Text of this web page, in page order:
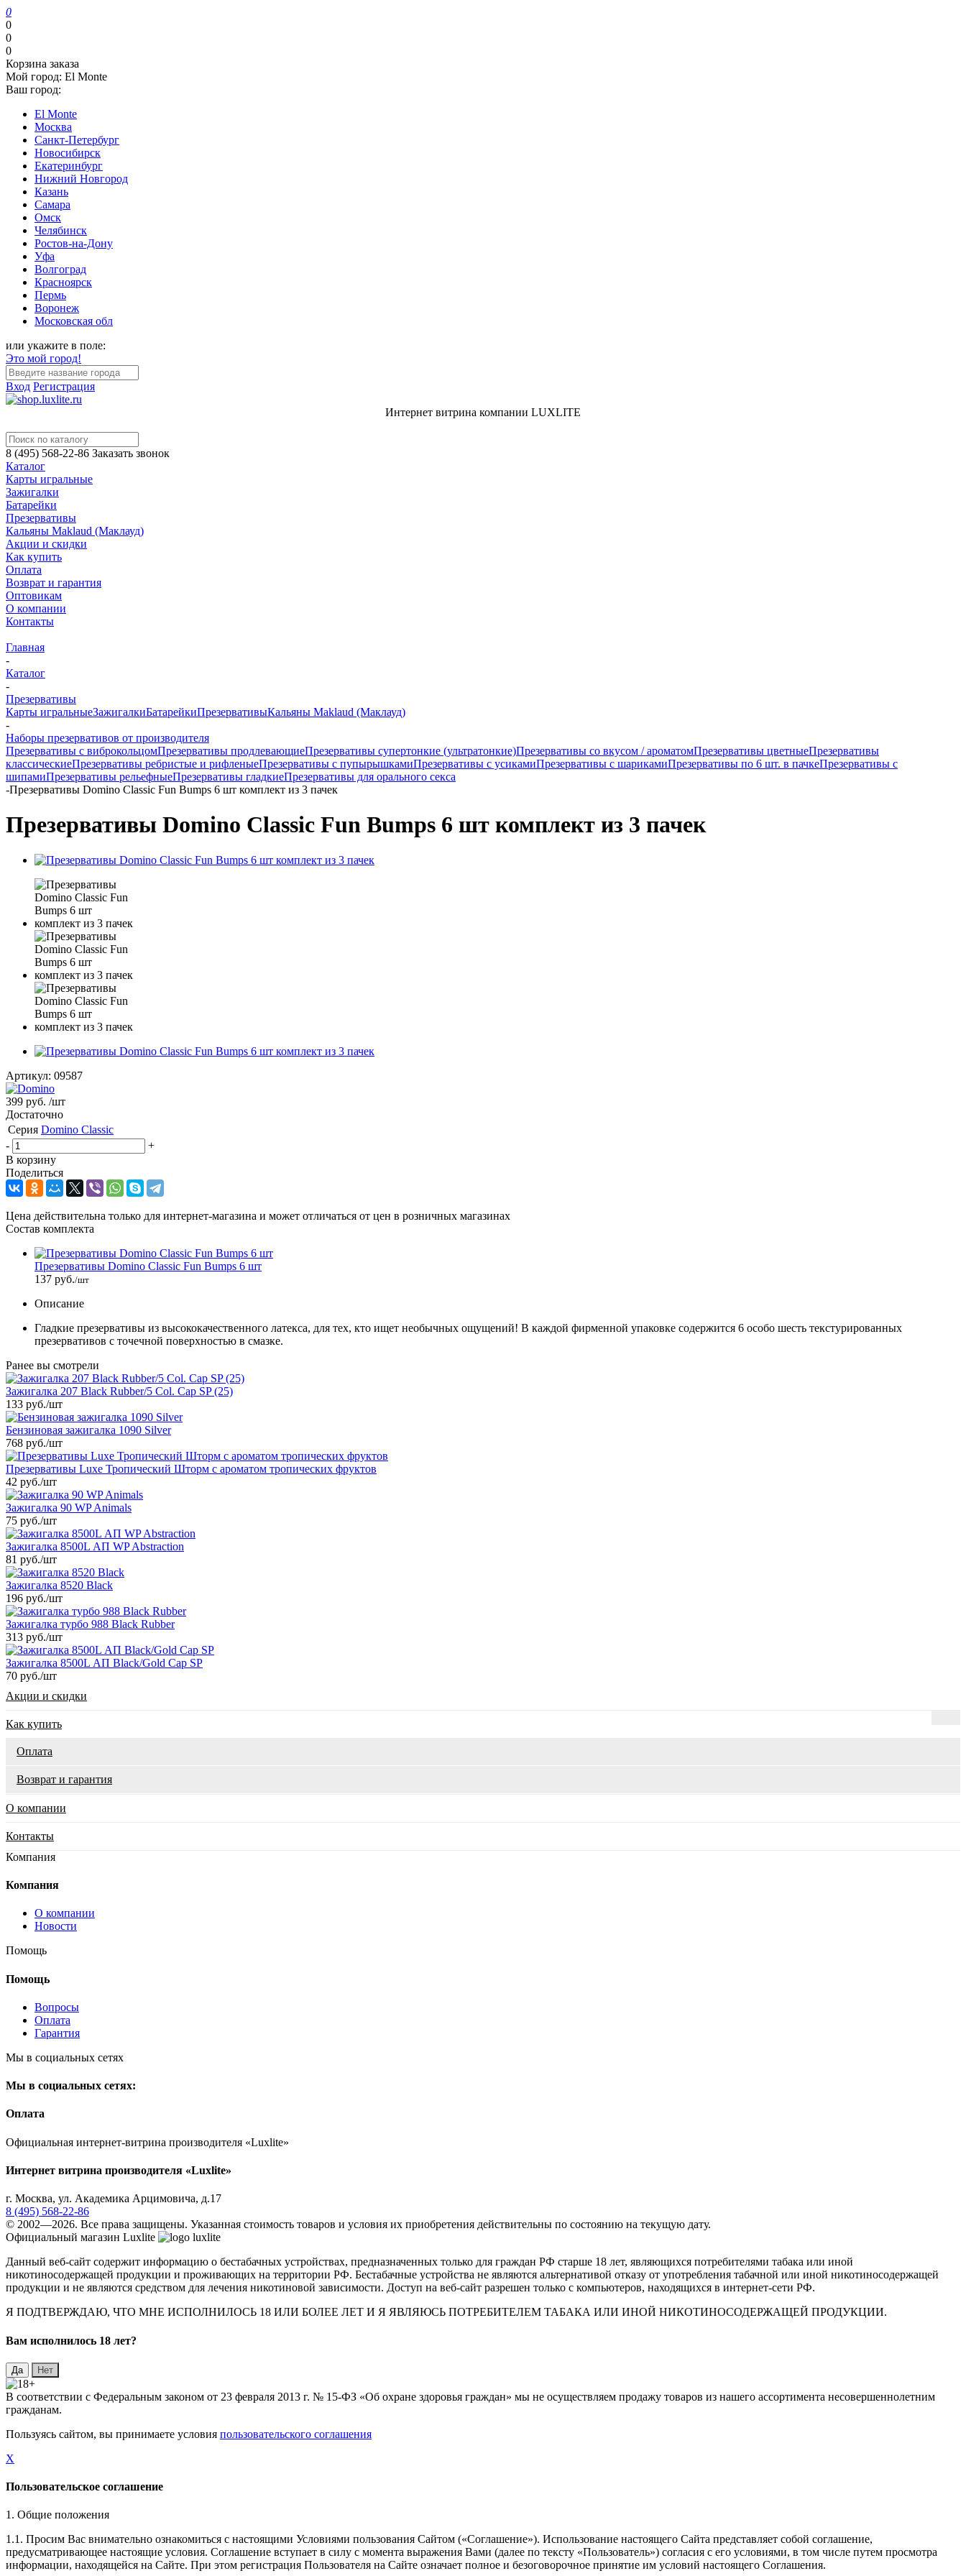
0
0
0
0
Корзина заказа
Мой город: El Monte
Ваш город:
El Monte
Москва
Санкт-Петербург
Новосибирск
Екатеринбург
Нижний Новгород
Казань
Самара
Омск
Челябинск
Ростов-на-Дону
Уфа
Волгоград
Красноярск
Пермь
Воронеж
Московская обл
или укажите в поле:
Это мой город!
Вход Регистрация
Интернет витрина компании LUXLITE
8 (495) 568-22-86 Заказать звонок
Каталог
Карты игральные
Зажигалки
Батарейки
Презервативы
Кальяны Maklaud (Маклауд)
Акции и скидки
Как купить
Оплата
Возврат и гарантия
Оптовикам
О компании
Контакты
Главная
-
Каталог
-
Презервативы
Карты игральныеЗажигалкиБатарейкиПрезервативыКальяны Maklaud (Маклауд)
-
Наборы презервативов от производителя
Презервативы с виброкольцомПрезервативы продлевающиеПрезервативы супертонкие (ультратонкие)Презервативы со вкусом / ароматомПрезервативы цветныеПрезервативы
классическиеПрезервативы ребристые и рифленыеПрезервативы с пупырышкамиПрезервативы с усикамиПрезервативы с шарикамиПрезервативы по 6 шт. в пачкеПрезервативы с
шипамиПрезервативы рельефныеПрезервативы гладкиеПрезервативы для орального секса
-Презервативы Domino Classic Fun Bumps 6 шт комплект из 3 пачек
Презервативы Domino Classic Fun Bumps 6 шт комплект из 3 пачек
Артикул: 09587
399 руб. /шт
Достаточно
Серия Domino Classic
-
+
В корзину
Поделиться
Цена действительна только для интернет-магазина и может отличаться от цен в розничных магазинах
Состав комплекта
Презервативы Domino Classic Fun Bumps 6 шт
137 руб./шт
Описание
Гладкие презервативы из высококачественного латекса, для тех, кто ищет необычных ощущений! В каждой фирменной упаковке содержится 6 особо шесть текстурированных
презервативов с точечной поверхностью в смазке.
Ранее вы смотрели
Зажигалка 207 Black Rubber/5 Col. Cap SP (25)
133 руб./шт
Бензиновая зажигалка 1090 Silver
768 руб./шт
Презервативы Luxe Тропический Шторм с ароматом тропических фруктов
42 руб./шт
Зажигалка 90 WP Animals
75 руб./шт
Зажигалка 8500L АП WP Abstraction
81 руб./шт
Зажигалка 8520 Black
196 руб./шт
Зажигалка турбо 988 Black Rubber
313 руб./шт
Зажигалка 8500L АП Black/Gold Cap SP
70 руб./шт
Акции и скидки
Как купить
Оплата
Возврат и гарантия
О компании
Контакты
Компания
Компания
О компании
Новости
Помощь
Помощь
Вопросы
Оплата
Гарантия
Мы в социальных сетях
Мы в социальных сетях:
Оплата
Официальная интернет-витрина производителя «Luxlite»
Интернет витрина производителя «Luxlite»
г. Москва, ул. Академика Арцимовича, д.17
8 (495) 568-22-86
© 2002—2026. Все права защищены. Указанная стоимость товаров и условия их приобретения действительны по состоянию на текущую дату.
Официальный магазин Luxlite
Данный веб-сайт содержит информацию о бестабачных устройствах, предназначенных только для граждан РФ старше 18 лет, являющихся потребителями табака или иной
никотиносодержащей продукции и проживающих на территории РФ. Бестабачные устройства не являются альтернативой отказу от употребления табачной или иной никотиносодержащей
продукции и не являются средством для лечения никотиновой зависимости. Доступ на веб-сайт разрешен только с компьютеров, находящихся в интернет-сети РФ.
Я ПОДТВЕРЖДАЮ, ЧТО МНЕ ИСПОЛНИЛОСЬ 18 ИЛИ БОЛЕЕ ЛЕТ И Я ЯВЛЯЮСЬ ПОТРЕБИТЕЛЕМ ТАБАКА ИЛИ ИНОЙ НИКОТИНОСОДЕРЖАЩЕЙ ПРОДУКЦИИ.
Вaм исполнилось 18 лет?
В соответствии с Федеральным законом от 23 февраля 2013 г. № 15-ФЗ «Об охране здоровья граждан» мы не осуществляем продажу товаров из нашего ассортимента несовершеннолетним
гражданам.
Пользуясь сайтом, вы принимаете условия пользовательского соглашения
X
Пользовательское соглашение
1. Общие положения
1.1. Просим Вас внимательно ознакомиться с настоящими Условиями пользования Сайтом («Соглашение»). Использование настоящего Сайта представляет собой соглашение,
предусматривающее настоящие условия. Соглашение вступает в силу с момента выражения Вами (далее по тексту «Пользователь») согласия с его условиями, в том числе путем просмотра
информации, находящейся на Сайте. При этом регистрация Пользователя на Сайте означает полное и безоговорочное принятие им условий настоящего Соглашения.